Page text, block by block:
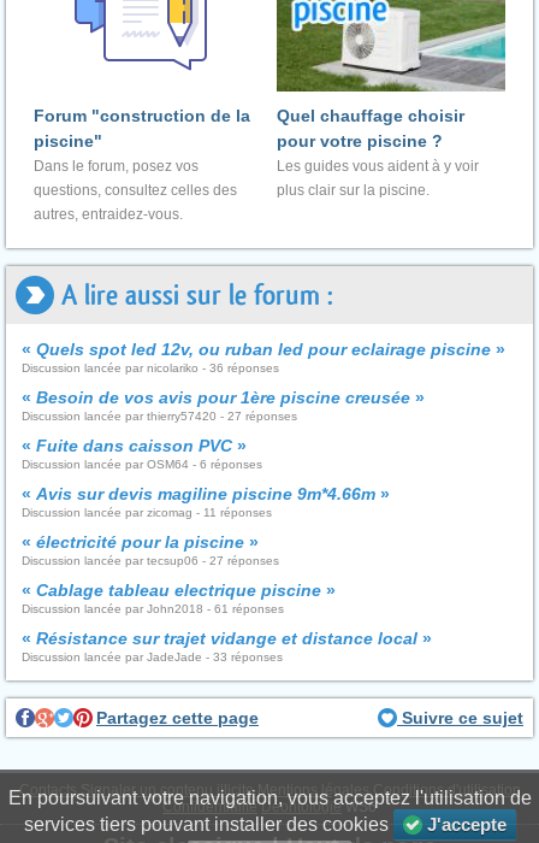
Forum "construction de la
piscine"
Dans le forum, posez vos
questions, consultez celles des
autres, entraidez-vous.
Quel chauffage choisir
pour votre piscine ?
Les guides vous aident à y voir
plus clair sur la piscine.
A lire aussi sur le forum :
« Quels spot led 12v, ou ruban led pour eclairage piscine »
Discussion lancée par nicolariko - 36 réponses
« Besoin de vos avis pour 1ère piscine creusée »
Discussion lancée par thierry57420 - 27 réponses
« Fuite dans caisson PVC »
Discussion lancée par OSM64 - 6 réponses
« Avis sur devis magiline piscine 9m*4.66m »
Discussion lancée par zicomag - 11 réponses
« électricité pour la piscine »
Discussion lancée par tecsup06 - 27 réponses
« Cablage tableau electrique piscine »
Discussion lancée par John2018 - 61 réponses
« Résistance sur trajet vidange et distance local »
Discussion lancée par JadeJade - 33 réponses
Partagez cette page Suivre ce sujet
Contacts Signaler un contenu illicite Mentions légales Conditions d'utilisation
Confidentialité DéontologieWS6
En poursuivant votre navigation, vous acceptez l'utilisation de
services tiers pouvant installer des cookies
J'accepte